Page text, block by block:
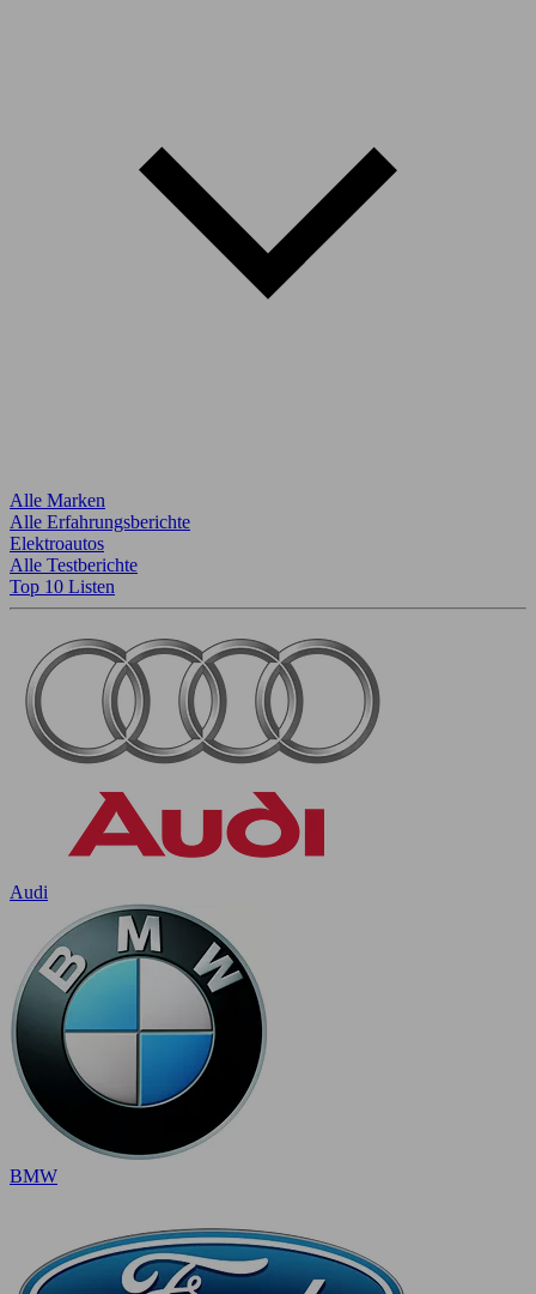
Alle Marken
Alle Erfahrungsberichte
Elektroautos
Alle Testberichte
Top 10 Listen
Audi
BMW